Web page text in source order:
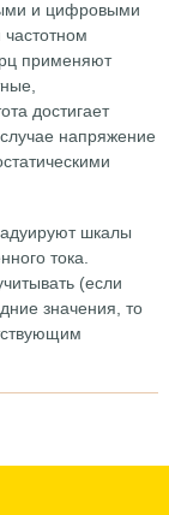
и цифровыми
применяют
достигает
напряжение
шкалы
тока.
(если
значения, то